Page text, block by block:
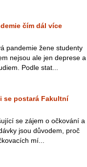
čím dál více
pandemie žene studenty
nejsou ale jen deprese a
Podle stat...
se postará Fakultní
se zájem o očkování a
jsou důvodem, proč
mí...